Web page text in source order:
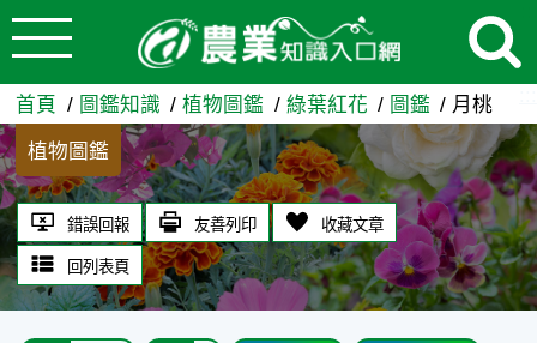
跳到主要內容
月桃 - 農業知識入口網
首頁 圖鑑知識 植物圖鑑 綠葉紅花 圖鑑 月桃
植物圖鑑
錯誤回報 友善列印 收藏文章
回列表頁